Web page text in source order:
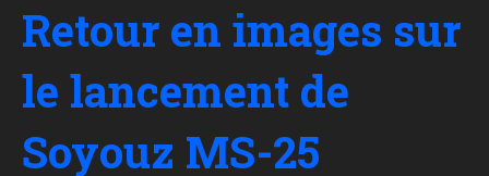
Retour en images sur
le lancement de
Soyouz MS-25